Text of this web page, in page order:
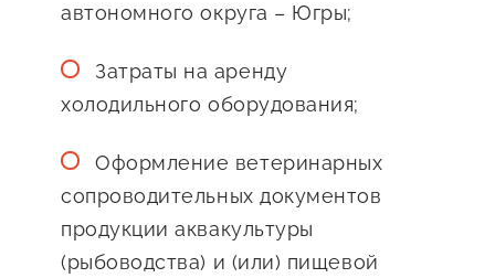
автономного округа – Югры;
Затраты на аренду
холодильного оборудования;
Оформление ветеринарных
сопроводительных документов
продукции аквакультуры
(рыбоводства) и (или) пищевой